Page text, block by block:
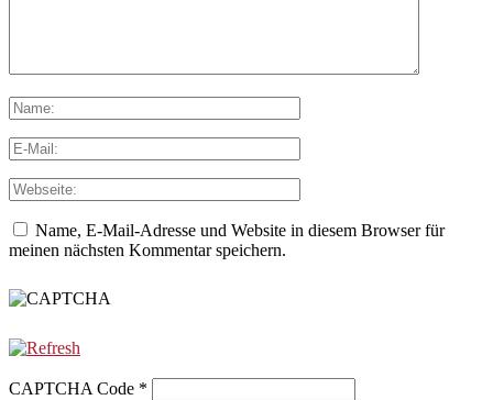
Name, E-Mail-Adresse und Website in diesem Browser für
meinen nächsten Kommentar speichern.
CAPTCHA Code *